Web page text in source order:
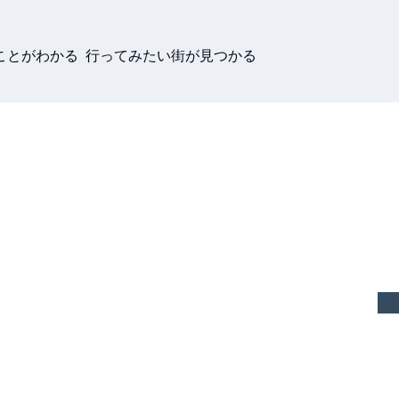
とがわかる 行ってみたい街が見つかる